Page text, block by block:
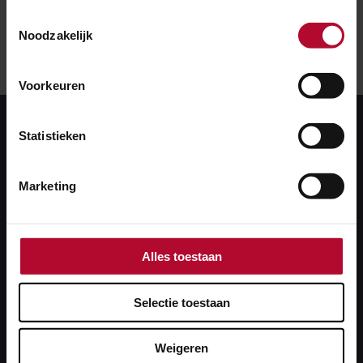
Noodzakelijk
Voorkeuren
Statistieken
Marketing
Alles toestaan
Selectie toestaan
Weigeren
Een aangepaste
dienstregeling
als reden: hevige sneeuwval. Hoe ver van tevoren